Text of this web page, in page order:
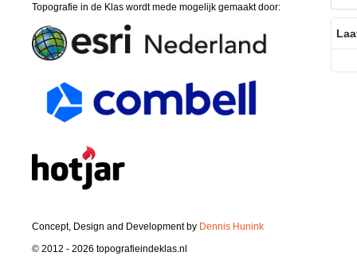
Topografie in de Klas wordt mede mogelijk gemaakt door:
Concept, Design and Development by Dennis Hunink
© 2012 - 2026 topografieindeklas.nl